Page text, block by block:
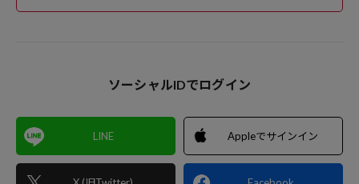
ソーシャルIDでログイン
LINE Appleでサインイン